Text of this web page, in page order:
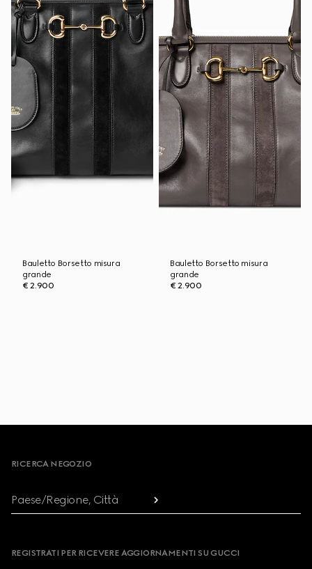
Bauletto Borsetto misura
grande
€ 2.900
Bauletto Borsetto misura
grande
€ 2.900
RICERCA NEGOZIO
Paese/Regione, Città
REGISTRATI PER RICEVERE AGGIORNAMENTI SU GUCCI